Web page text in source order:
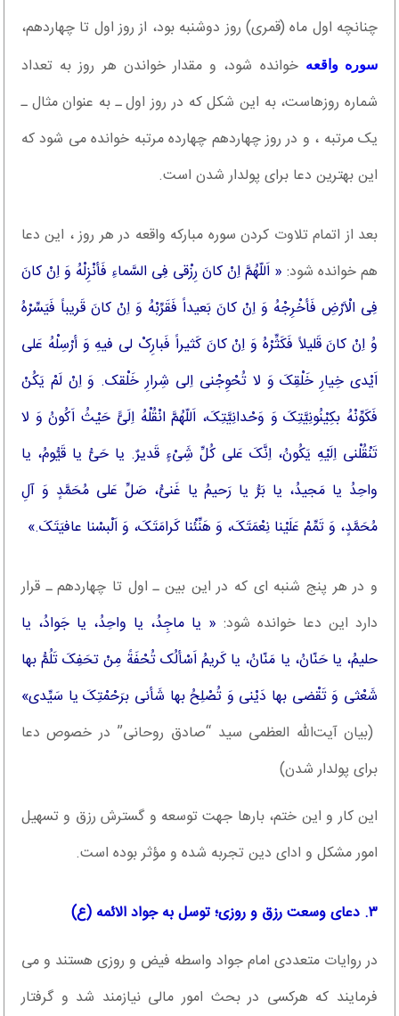
چنانچه اول ماه (قمری) روز دوشنبه بود، از روز اول تا چهاردهم،
سوره واقعه خوانده شود، و مقدار خواندن هر روز به تعداد
شماره روزهاست، به این شکل که در روز اول ـ به عنوان مثال ـ
یک مرتبه ، و در روز چهاردهم چهارده مرتبه خوانده می شود که
این بهترین دعا برای پولدار شدن است.
بعد از اتمام تلاوت کردن سوره مبارکه واقعه در هر روز ، این دعا
هم خوانده شود: « اَللّهُمَّ اِنْ کانَ رِزْقی فِی السَّماءِ فَأنْزِلْهُ وَ اِنْ کانَ
فِی الْاَرْضِ فَأخْرِجْهُ وَ اِنْ کانَ بَعیداً فَقَرِّبْهُ وَ اِنْ کانَ قَریباً فَیَسِّرْهُ
وُ اِنْ کانَ قَلیلاً فَکَثِّرْهُ وَ اِنْ کانَ کَثیراً فَبارِکْ لی فیهِ وَ أرْسِلْهُ عَلی
اَیْدی خِیارِ خَلْقِکَ وَ لا تُحْوِجْنی اِلی شِرارِ خَلْقک. وَ اِنْ لَمْ یَکُنْ
فَکَوِّنْهُ بکِیْنُونِیَّتِکَ وَ وَحْدانِیَّتِکَ، اَللّهُمَّ انْقُلْهُ اِلَیََّ حَیْثُ اَکُونُ وَ لا
تَنْقُلْنی اِلَیْهِ یَکُونُ، اِنَّکَ عَلی کُلِّ شَِیْءٍ قَدیرٌ. یا حَیُّ یا قَیُّومُ، یا
واحِدُ یا مَجیدُ، یا بَرُّ یا رَحیمُ یا غَنیُّ، صَلِّ عَلی مُحَمَّدٍ وَ آلِ
مُحَمَّدٍ، وَ تَمِّمْ عَلَیْنا نِعْمَتَکَ، وَ هَنِّئْنا کَرامَتَکَ، وَ اَلْبسْنا عافیَتَکَ.»
و در هر پنج شنبه ای که در این بین ـ اول تا چهاردهم ـ قرار
دارد این دعا خوانده شود: « یا ماجِدُ، یا واحِدُ، یا جَوادُ، یا
حلیمُ، یا حَنّانُ، یا مَنّانُ، یا کَریمُ اَسْألُک تُحْفَةً مِنْ تحَفِکَ تَلُمُّ بها
شَعْثی وَ تَقْضی بها دَیْنی وَ تُصْلِحُ بها شَأنی برَحْمْتِکَ یا سَیِّدی»
(بیان آیت‌الله العظمی سید “صادق روحانی” در خصوص دعا
برای پولدار شدن)
این کار و این ختم، بارها جهت توسعه و گسترش رزق و تسهیل
امور مشکل و ادای دین تجربه شده و مؤثر بوده است.
۳. دعای وسعت رزق و روزی؛ توسل به جواد الائمه (ع)
در روایات متعددی امام جواد واسطه فیض و روزی هستند و می
فرمایند كه هركسی در بحث امور مالی نیازمند شد و گرفتار